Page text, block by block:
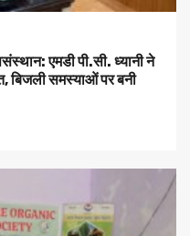
एमडी पी.सी. ध्यानी ने
बिजली समस्याओं पर बनी